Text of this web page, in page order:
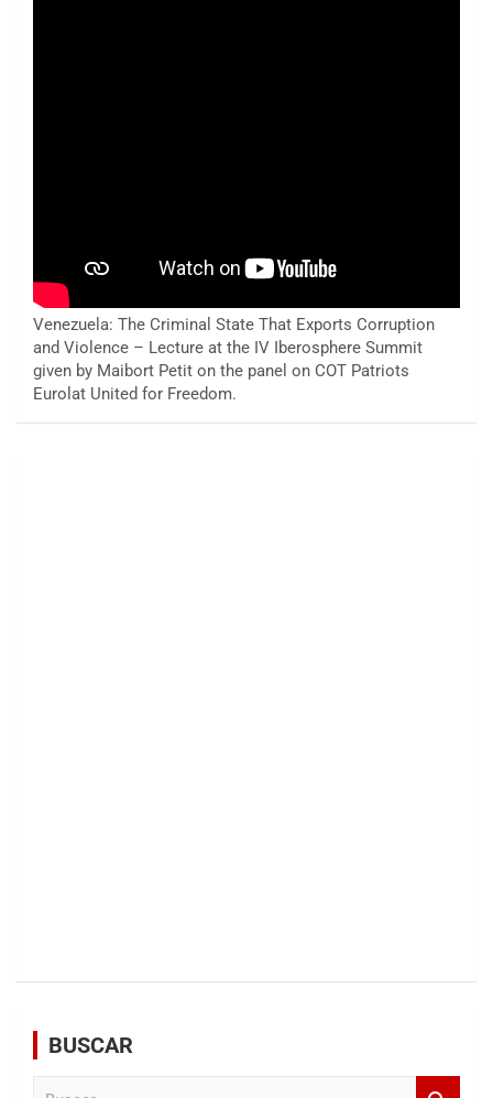
Venezuela: The Criminal State That Exports Corruption
and Violence – Lecture at the IV Iberosphere Summit
given by Maibort Petit on the panel on COT Patriots
Eurolat United for Freedom.
BUSCAR